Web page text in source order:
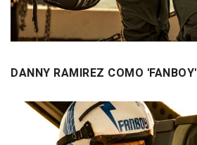
DANNY RAMIREZ COMO 'FANBOY'